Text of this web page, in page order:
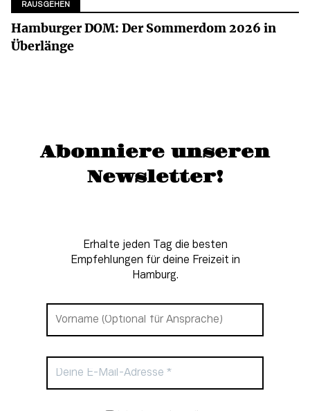
RAUSGEHEN
Hamburger DOM: Der Sommerdom 2026 in
Überlänge
Abonniere unseren
Newsletter!
Erhalte jeden Tag die besten
Empfehlungen für deine Freizeit in
Hamburg.